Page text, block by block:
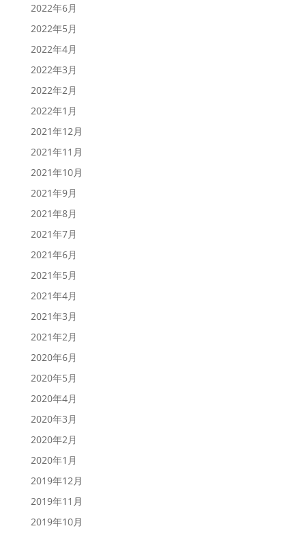
2022年6月
2022年5月
2022年4月
2022年3月
2022年2月
2022年1月
2021年12月
2021年11月
2021年10月
2021年9月
2021年8月
2021年7月
2021年6月
2021年5月
2021年4月
2021年3月
2021年2月
2020年6月
2020年5月
2020年4月
2020年3月
2020年2月
2020年1月
2019年12月
2019年11月
2019年10月